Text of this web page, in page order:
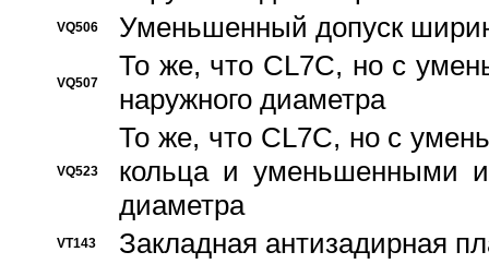
VQ506 Уменьшенный допуск
VQ507
То же, что CL7C, но с
наружного диаметра
VQ523
То же, что CL7C, но с
кольца и уменьшенными
диаметра
VT143 Закладная антизадирная